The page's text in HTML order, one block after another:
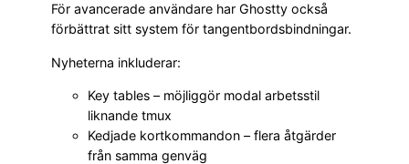
För avancerade användare har Ghostty också
förbättrat sitt system för tangentbordsbindningar.
Nyheterna inkluderar:
Key tables – möjliggör modal arbetsstil
liknande tmux
Kedjade kortkommandon – flera åtgärder
från samma genväg